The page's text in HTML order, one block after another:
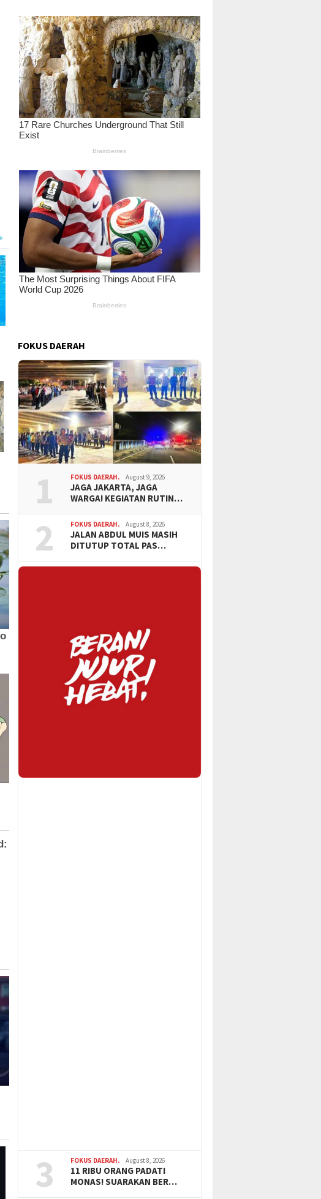
FOKUS DAERAH
1 FOKUS DAERAH. August 9, 2026
JAGA JAKARTA, JAGA
WARGA! KEGIATAN RUTIN…
2 FOKUS DAERAH. August 8, 2026
JALAN ABDUL MUIS MASIH
DITUTUP TOTAL PAS…
3 FOKUS DAERAH. August 8, 2026
11 RIBU ORANG PADATI
MONAS! SUARAKAN BER…